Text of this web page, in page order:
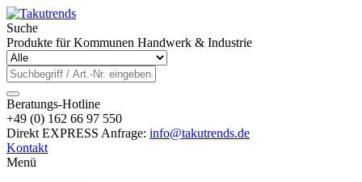
Suche
Produkte für Kommunen Handwerk & Industrie
Beratungs-Hotline
+49 (0) 162 66 97 550
Direkt EXPRESS Anfrage: info@takutrends.de
Kontakt
Menü